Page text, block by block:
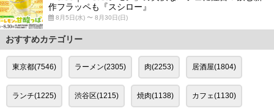
作フラッペも『スシロー』
8月5日(水) 〜 8月30日(日)
おすすめカテゴリー
東京都(7546) ラーメン(2305) 肉(2253) 居酒屋(1804)
ランチ(1225) 渋谷区(1215) 焼肉(1138) カフェ(1130)